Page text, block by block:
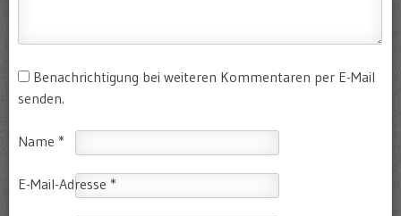
Benachrichtigung bei weiteren Kommentaren per E-Mail
senden.
Name *
E-Mail-Adresse *